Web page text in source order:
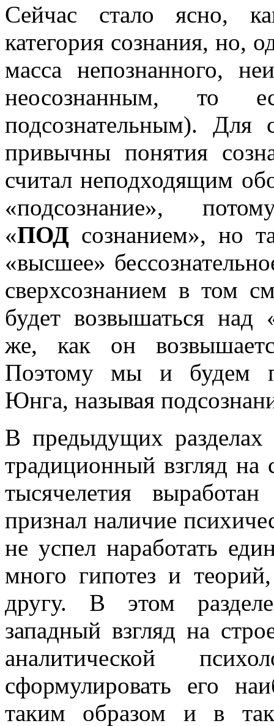
Сейчас стало ясно,
категория сознания, но,
масса непознанного,
неосознанным, то
подсознательным). Для
привычны понятия
считал неподходящим
«подсознание»,
«ПОД сознанием», но
«высшее»
сверхсознанием в том
будет возвышаться над
же, как он
Поэтому мы и будем
Юнга, называя
В предыдущих разделах
традиционный взгляд на
тысячелетия
признал наличие
не успел наработать
много гипотез и
другу. В этом
западный взгляд на
аналитической
сформулировать его
таким образом и в